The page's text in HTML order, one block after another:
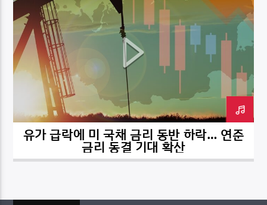
유가 급락에 미 국채 금리 동반 하락… 연준
금리 동결 기대 확산